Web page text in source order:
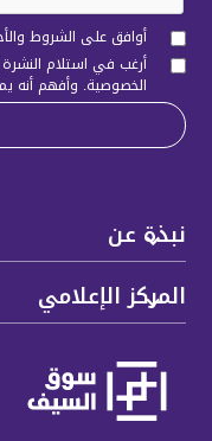
نبذة عن
المركز الإعلامي
أوافق على الشروط
أرغب في استلام النشرة
الخصوصية. وأفهم أنه